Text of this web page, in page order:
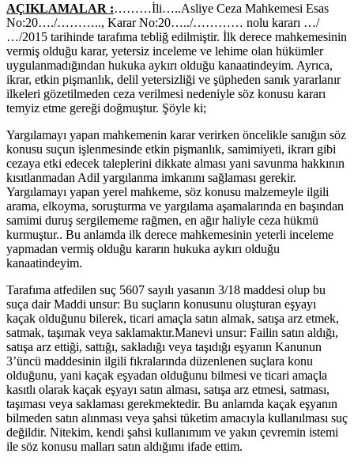
AÇIKLAMALAR :………İli…..Asliye Ceza Mahkemesi Esas
No:20…./……….., Karar No:20…../………… nolu kararı …/
…/2015 tarihinde tarafıma tebliğ edilmiştir. İlk derece mahkemesinin
vermiş olduğu karar, yetersiz inceleme ve lehime olan hükümler
uygulanmadığından hukuka aykırı olduğu kanaatindeyim. Ayrıca,
ikrar, etkin pişmanlık, delil yetersizliği ve şüpheden sanık yararlanır
ilkeleri gözetilmeden ceza verilmesi nedeniyle söz konusu kararı
temyiz etme gereği doğmuştur. Şöyle ki;
Yargılamayı yapan mahkemenin karar verirken öncelikle sanığın söz
konusu suçun işlenmesinde etkin pişmanlık, samimiyeti, ikrarı gibi
cezaya etki edecek taleplerini dikkate alması yani savunma hakkının
kısıtlanmadan Adil yargılanma imkanını sağlaması gerekir.
Yargılamayı yapan yerel mahkeme, söz konusu malzemeyle ilgili
arama, elkoyma, soruşturma ve yargılama aşamalarında en başından
samimi duruş sergilememe rağmen, en ağır haliyle ceza hükmü
kurmuştur.. Bu anlamda ilk derece mahkemesinin yeterli inceleme
yapmadan vermiş olduğu kararın hukuka aykırı olduğu
kanaatindeyim.
Tarafıma atfedilen suç 5607 sayılı yasanın 3/18 maddesi olup bu
suça dair Maddi unsur: Bu suçların konusunu oluşturan eşyayı
kaçak olduğunu bilerek, ticari amaçla satın almak, satışa arz etmek,
satmak, taşımak veya saklamaktır.Manevi unsur: Failin satın aldığı,
satışa arz ettiği, sattığı, sakladığı veya taşıdığı eşyanın Kanunun
3’üncü maddesinin ilgili fıkralarında düzenlenen suçlara konu
olduğunu, yani kaçak eşyadan olduğunu bilmesi ve ticari amaçla
kasıtlı olarak kaçak eşyayı satın alması, satışa arz etmesi, satması,
taşıması veya saklaması gerekmektedir. Bu anlamda kaçak eşyanın
bilmeden satın alınması veya şahsi tüketim amacıyla kullanılması suç
değildir. Nitekim, kendi şahsi kullanımım ve yakın çevremin istemi
ile söz konusu malları satın aldığımı ifade ettim.